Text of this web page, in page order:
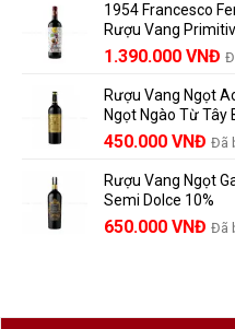
là:
495.000 VNĐ.
tại
là:
1954 Francesco
Rượu Vang
Giá
là:
1.529.000 VNĐ.
1.390.000 VNĐ
là:
Rượu Vang Ngọt
Ngọt Ngào Từ Tây
450.000 VNĐ Đã
Rượu Vang Ngọt
Semi Dolce 10%
650.000 VNĐ Đã